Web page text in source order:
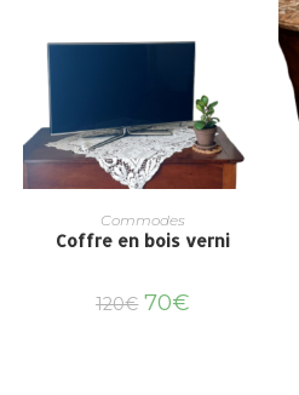
Commodes
Coffre en bois verni
120€ 70€